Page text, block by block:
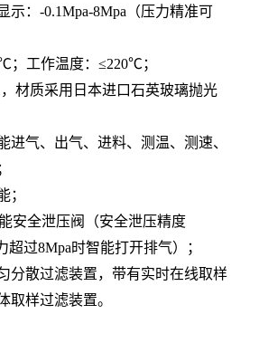
示： -0.1Mpa-8Mpa （压力精准可
；工作温度：≤220℃；
，材质采用日本进口石英玻璃抛光
进气、出气、进料、测温、 测速、
；
安全泄压阀（安全泄压精度
超过8Mpa时智能打开排气）；
分散过滤装置，带有实时在线取样
取样过滤装置。